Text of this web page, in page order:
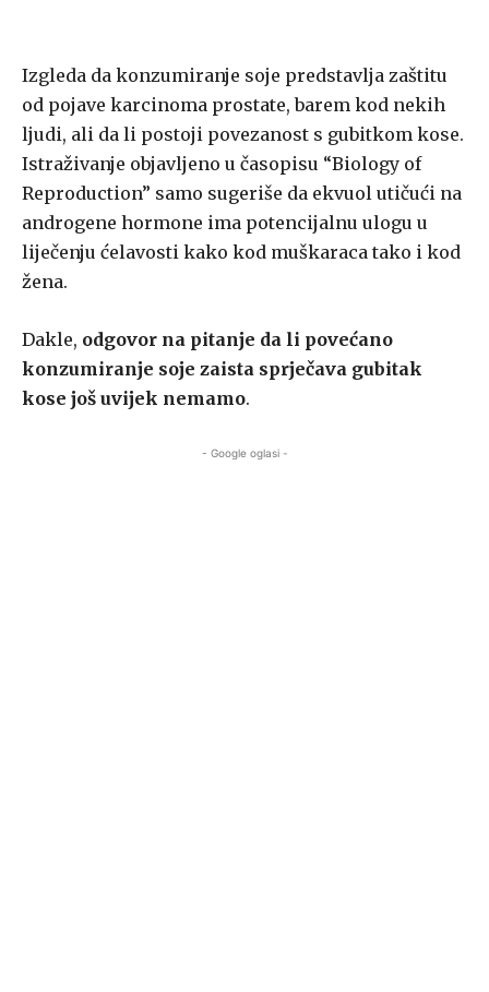
Izgleda da konzumiranje soje predstavlja zaštitu
od pojave karcinoma prostate, barem kod nekih
ljudi, ali da li postoji povezanost s gubitkom kose.
Istraživanje objavljeno u časopisu “Biology of
Reproduction” samo sugeriše da ekvuol utičući na
androgene hormone ima potencijalnu ulogu u
liječenju ćelavosti kako kod muškaraca tako i kod
žena.
Dakle, odgovor na pitanje da li povećano
konzumiranje soje zaista sprječava gubitak
kose još uvijek nemamo.
- Google oglasi -